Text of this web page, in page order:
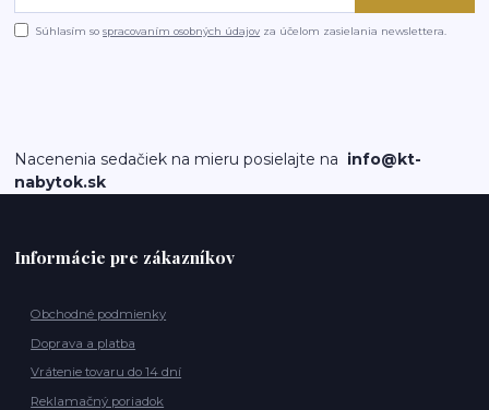
Súhlasím sospracovaním osobných údajov za účelom zasielania newslettera.
Nacenenia sedačiek na mieru posielajte na info@kt-
nabytok.sk
Informácie pre zákazníkov
Obchodné podmienky
Doprava a platba
Vrátenie tovaru do 14 dní
Reklamačný poriadok